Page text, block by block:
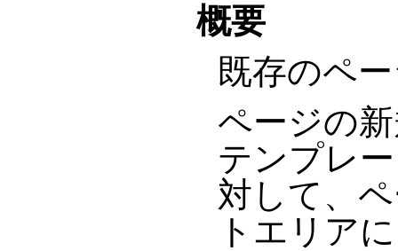
概要
既存のペ
ページの
テンプレ
対して、
トエリア